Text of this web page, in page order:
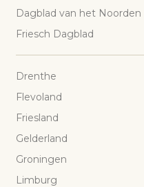
Dagblad van het Noorden
Friesch Dagblad
Drenthe
Flevoland
Friesland
Gelderland
Groningen
Limburg